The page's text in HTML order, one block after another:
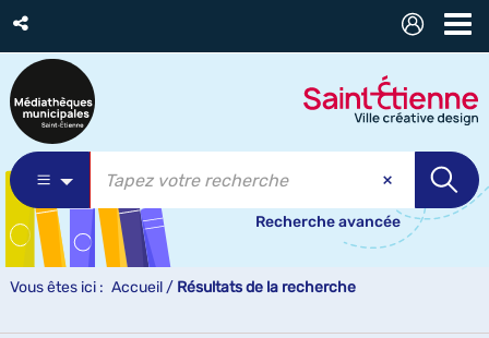
Recherche avancée
Vous êtes ici : Accueil / Résultats de la recherche